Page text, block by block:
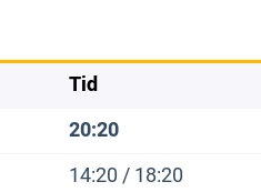
Tid
20:20
14:20 / 18:20